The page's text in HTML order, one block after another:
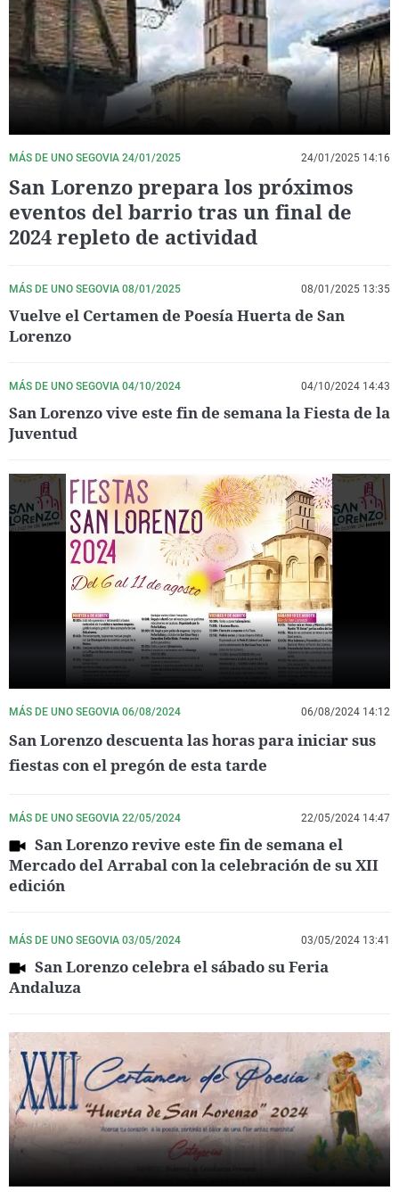
La rosa de los vientos
Gente viajera
Como el perro y el
Caso
Retornados
Equipo de
Operación Viuda
Extremadura
Galicia
La Rioja
Navarra
País Vasco
Virales
Televisión
Elecciones
MÁS DE UNO SEGOVIA 24/01/2025 24/01/2025 14:16
San Lorenzo prepara los próximos
eventos del barrio tras un final de
2024 repleto de actividad
MÁS DE UNO SEGOVIA 08/01/2025 08/01/2025 13:35
Vuelve el Certamen de Poesía Huerta de San
Lorenzo
MÁS DE UNO SEGOVIA 04/10/2024 04/10/2024 14:43
San Lorenzo vive este fin de semana la Fiesta de la
Juventud
MÁS DE UNO SEGOVIA 06/08/2024 06/08/2024 14:12
San Lorenzo descuenta las horas para iniciar sus
fiestas con el pregón de esta tarde
MÁS DE UNO SEGOVIA 22/05/2024 22/05/2024 14:47
San Lorenzo revive este fin de semana el
Mercado del Arrabal con la celebración de su XII
edición
MÁS DE UNO SEGOVIA 03/05/2024 03/05/2024 13:41
San Lorenzo celebra el sábado su Feria
Andaluza